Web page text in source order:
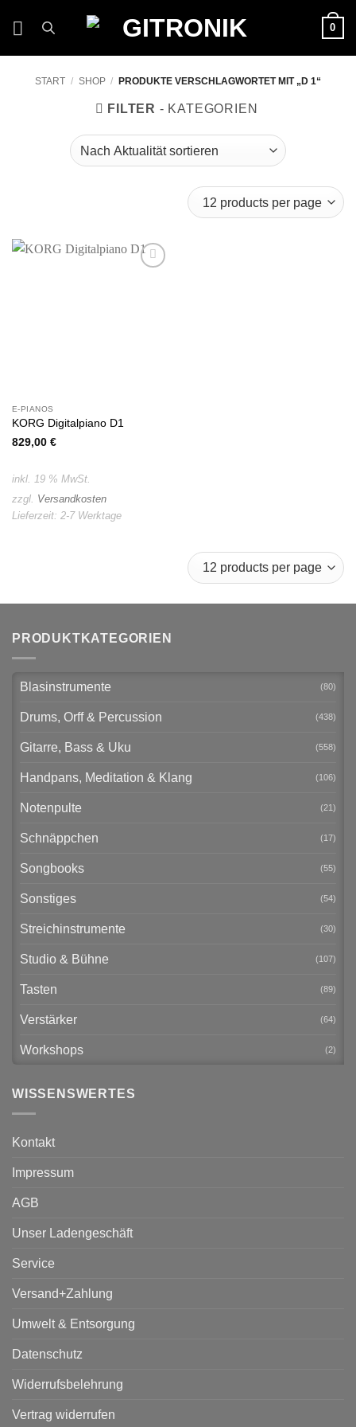
0
START / SHOP / PRODUKTE VERSCHLAGWORTET MIT „D 1“
FILTER
E-PIANOS
KORG Digitalpiano D1
829,00 €
inkl. 19 % MwSt.
zzgl. Versandkosten
Lieferzeit: 2-7 Werktage
PRODUKTKATEGORIEN
Blasinstrumente (80)
Drums, Orff & Percussion (438)
Gitarre, Bass & Uku (558)
Handpans, Meditation & Klang (106)
Notenpulte (21)
Schnäppchen (17)
Songbooks (55)
Sonstiges (54)
Streichinstrumente (30)
Studio & Bühne (107)
Tasten (89)
Verstärker (64)
Workshops (2)
WISSENSWERTES
Kontakt
Impressum
AGB
Unser Ladengeschäft
Service
Versand+Zahlung
Umwelt & Entsorgung
Datenschutz
Widerrufsbelehrung
Vertrag widerrufen